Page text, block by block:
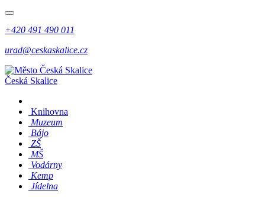
+420 491 490 011
urad@ceskaskalice.cz
Česká Skalice
Knihovna
Muzeum
Bájo
ZŠ
MŠ
Vodárny
Kemp
Jídelna